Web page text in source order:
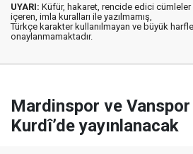
UYARI: Küfür, hakaret, rencide edici cümleler
içeren, imla kuralları ile yazılmamış,
Türkçe karakter kullanılmayan ve büyük
onaylanmamaktadır.
Mardinspor ve Vanspor
Kurdî’de yayınlanacak